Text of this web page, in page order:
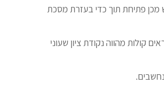
מכן פתיחת תוך כדי בעזרת מסכת
קולות מהווה נקודת ציון שעוני